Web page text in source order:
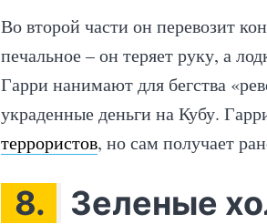
Во второй части он перевозит
печальное – он теряет руку, а
Гарри нанимают для бегства
украденные деньги на Кубу.
террористов, но сам получает
8. Зеленые